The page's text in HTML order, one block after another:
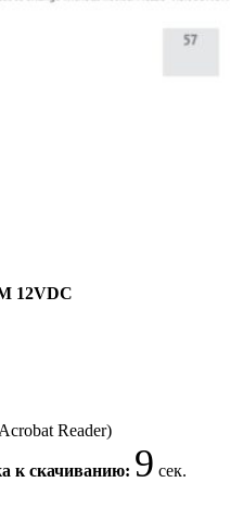
12VDC
Reader)
к скачиванию: 9 сек.